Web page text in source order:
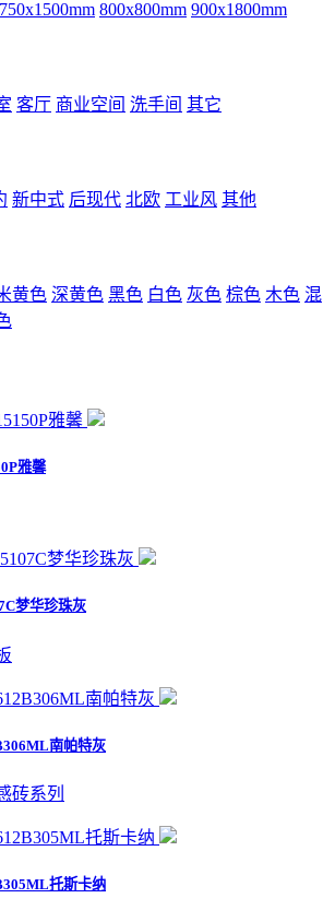
750x1500mm 800x800mm 900x1800mm
客厅 商业空间 洗手间 其它
新中式 后现代 北欧 工业风 其他
黄色 深黄色 黑色 白色 灰色 棕色 木色 混
雅馨
梦华珍珠灰
南帕特灰
砖系列
托斯卡纳